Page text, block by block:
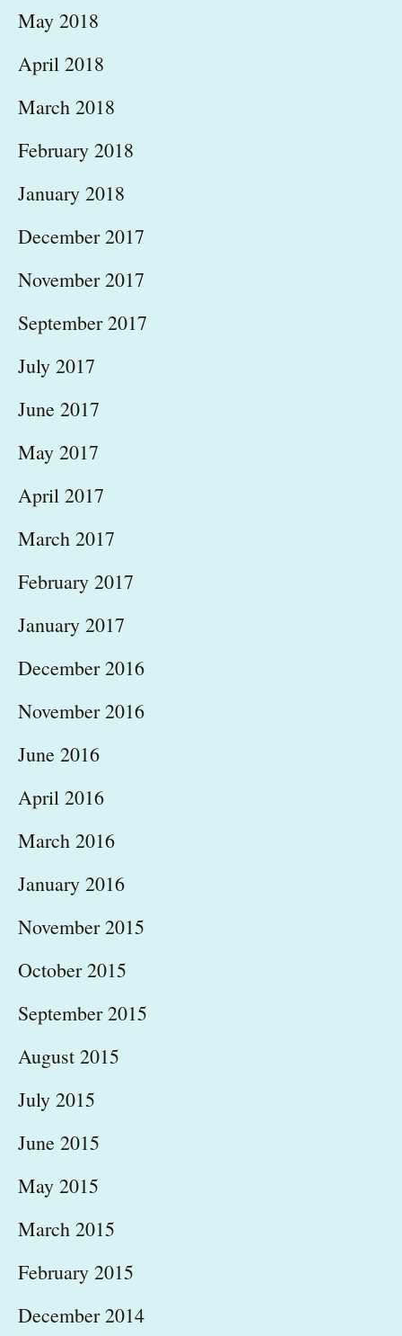
May 2018
April 2018
March 2018
February 2018
January 2018
December 2017
November 2017
September 2017
July 2017
June 2017
May 2017
April 2017
March 2017
February 2017
January 2017
December 2016
November 2016
June 2016
April 2016
March 2016
January 2016
November 2015
October 2015
September 2015
August 2015
July 2015
June 2015
May 2015
March 2015
February 2015
December 2014